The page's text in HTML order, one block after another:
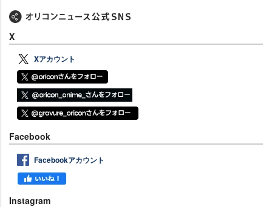
X
Xアカウント
Facebook
Facebookアカウント
Instagram